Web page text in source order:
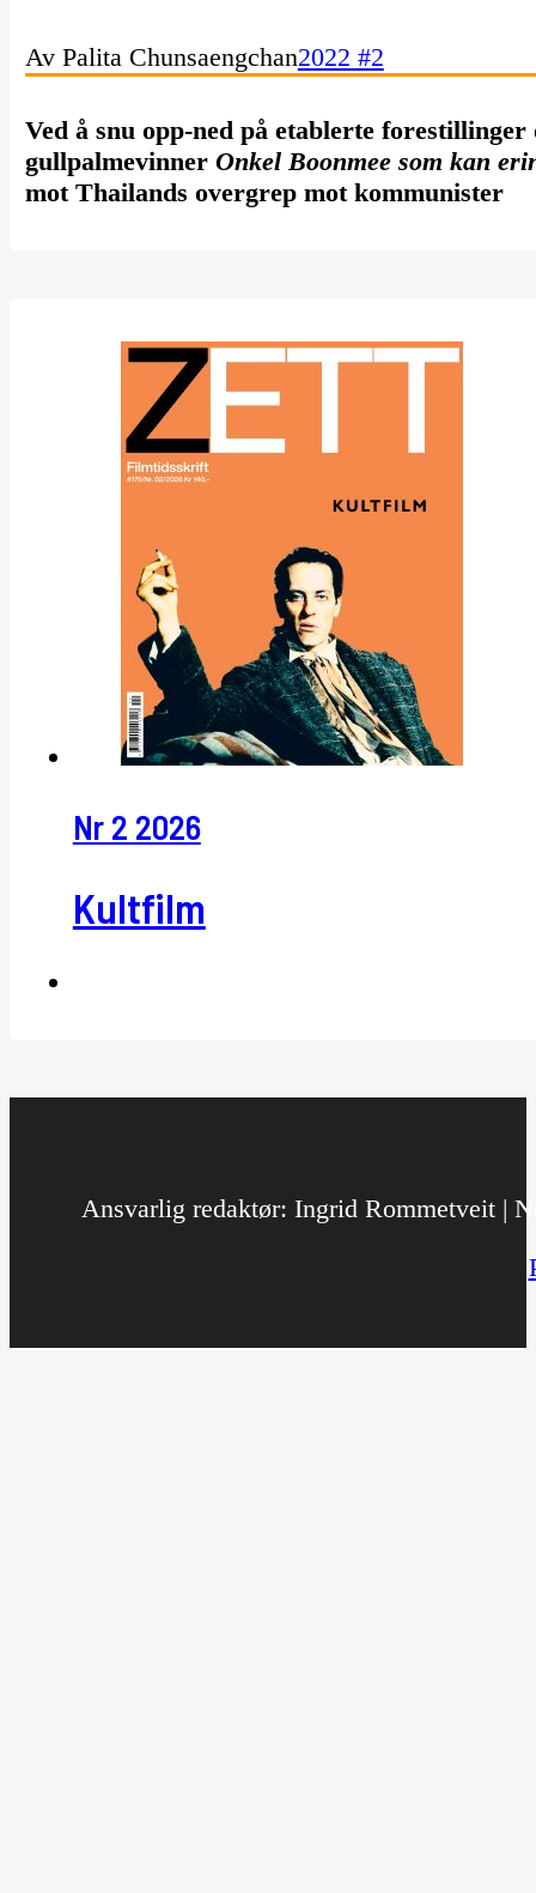
Av Palita Chunsaengchan2022 #2
Ved å snu opp-ned på etablerte
gullpalmevinner Onkel Boonmee som kan
mot Thailands overgrep mot kommunister
Nr 2 2026
Kultfilm
Ansvarlig redaktør: Ingrid Rommetveit |